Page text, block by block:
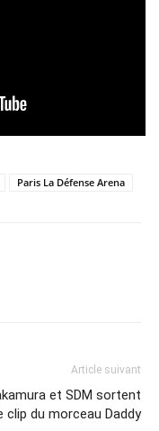
Paris La Défense Arena
Article suivant
et SDM sortent
clip du morceau Daddy